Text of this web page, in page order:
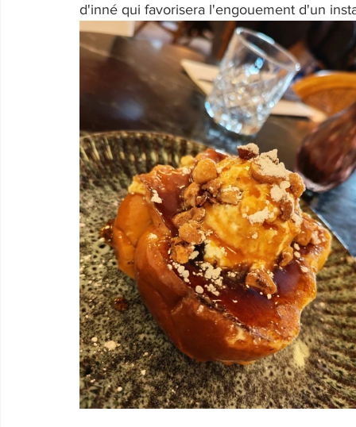
d'inné qui favorisera l'engouement d'un